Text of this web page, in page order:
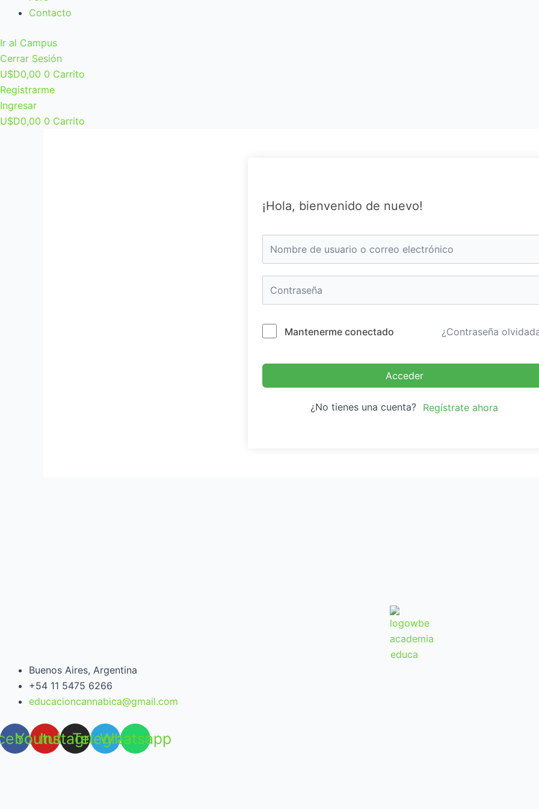
Contacto
Ir al Campus
Cerrar Sesión
U$D0,00 0 Carrito
Registrarme
Ingresar
U$D0,00 0 Carrito
¡Hola, bienvenido de nuevo!
Mantenerme conectado ¿Contraseña
Acceder
¿No tienes una cuenta? Regístrate ahora
Buenos Aires, Argentina
+54 11 5475 6266
educacioncannabica@gmail.com
Youtube
Instagram
Telegram
Whatsapp